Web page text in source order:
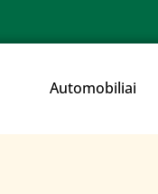
Automobiliai